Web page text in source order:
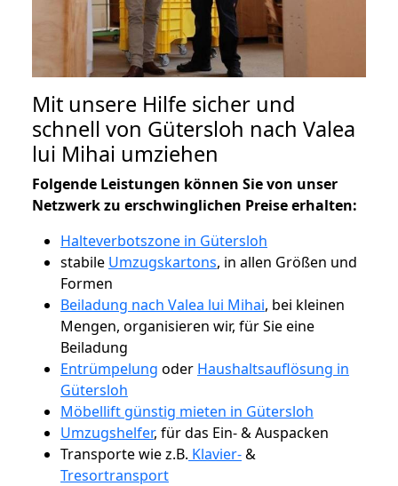
Mit unsere Hilfe sicher und
schnell von Gütersloh nach Valea
lui Mihai umziehen
Folgende Leistungen können Sie von unser
Netzwerk zu erschwinglichen Preise erhalten:
Halteverbotszone in Gütersloh
stabile Umzugskartons, in allen Größen und
Formen
Beiladung nach Valea lui Mihai, bei kleinen
Mengen, organisieren wir, für Sie eine
Beiladung
Entrümpelung oder Haushaltsauflösung in
Gütersloh
Möbellift günstig mieten in Gütersloh
Umzugshelfer, für das Ein- & Auspacken
Transporte wie z.B. Klavier-&
Tresortransport